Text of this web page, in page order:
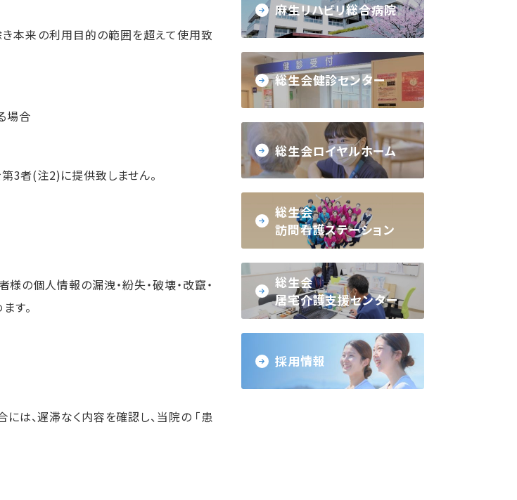
本来の利用目的の範囲を超えて使用致
場合
3者(注2)に提供致しません。
の個人情報の漏洩・紛失・破壊・改竄・
す。
は、遅滞なく内容を確認し、当院の ｢患
麻生リハビリ総合病院
総生会健診センター
総生会ロイヤルホーム
総生会
訪問看護ステーション
総生会
居宅介護支援センター
採用情報